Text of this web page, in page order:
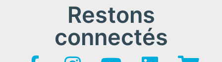
Restons
connectés